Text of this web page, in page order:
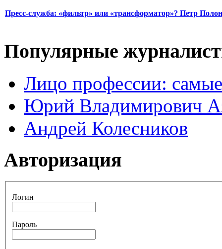
Пресс-служба: «фильтр» или «трансформатор»? Петр
Популярные
Лицо профессии:
Юрий Владимирович
Андрей Колесников
Авторизация
Логин
Пароль